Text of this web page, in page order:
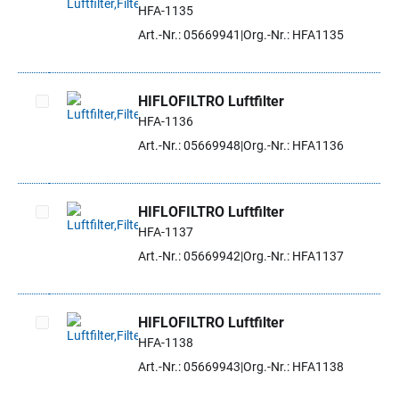
Artikel auswählen
HFA-1135
Art.-Nr.: 05669941 Org.-Nr.: HFA1135
Artikel auswählen
HIFLOFILTRO Luftfilter
HFA-1136
Art.-Nr.: 05669948 Org.-Nr.: HFA1136
Artikel auswählen
HIFLOFILTRO Luftfilter
HFA-1137
Art.-Nr.: 05669942 Org.-Nr.: HFA1137
Artikel auswählen
HIFLOFILTRO Luftfilter
HFA-1138
Art.-Nr.: 05669943 Org.-Nr.: HFA1138